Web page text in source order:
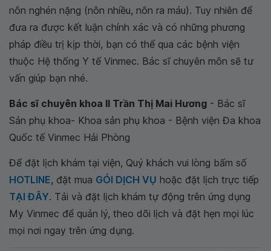
nôn nghén nặng (nôn nhiều, nôn ra máu). Tuy nhiên để
đưa ra được kết luận chính xác và có những phương
pháp điều trị kịp thời, bạn có thể qua các bệnh viện
thuộc Hệ thống Y tế Vinmec. Bác sĩ chuyên môn sẽ tư
vấn giúp bạn nhé.
Bác sĩ chuyên khoa II Trần Thị Mai Hương - Bác sĩ
Sản phụ khoa- Khoa sản phụ khoa - Bệnh viện Đa khoa
Quốc tế Vinmec Hải Phòng
Để đặt lịch khám tại viện, Quý khách vui lòng bấm số
HOTLINE, đặt mua GÓI DỊCH VỤ hoặc đặt lịch trực tiếp
TẠI ĐÂY. Tải và đặt lịch khám tự động trên ứng dụng
My Vinmec để quản lý, theo dõi lịch và đặt hẹn mọi lúc
mọi nơi ngay trên ứng dụng.